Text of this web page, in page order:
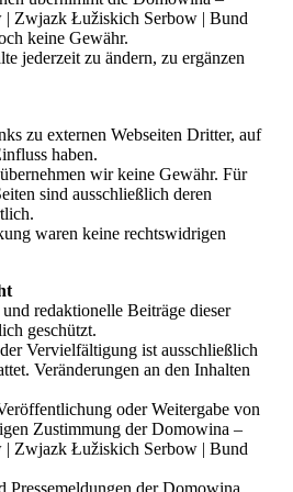
an verschiedenen Orten der Lausitz
Hochoza | Drachhausen und Chrósćicy
Ehrenamtlichen, Vereinen
das nächste Festival:
müssen Sie der folgenden Cookie-
Media.
Media laden
Zwjazk Łužiskich Serbow | Bund
keine Gewähr.
jederzeit zu ändern, zu ergänzen
zu externen Webseiten Dritter, auf
haben.
wir keine Gewähr. Für
sind ausschließlich deren
waren keine rechtswidrigen
redaktionelle Beiträge dieser
geschützt.
Vervielfältigung ist ausschließlich
Veränderungen an den Inhalten
oder Weitergabe von
Zustimmung der Domowina –
Zwjazk Łužiskich Serbow | Bund
die aufgerufene Seiten und
URL sowie technische
Endgerät, Browser und
Die Verarbeitung der Daten
Daten an Dritte findet
Matomo erhobenen Daten werden
6 Monate gespeichert und
Die Speicherung erfolgt
Zweck der Analyse und
Gordon House, Barrow Street,
Search Console unterstützt
unserer Website in der
und technische sowie
zu erkennen.
Console erhalten wir insbesondere
welche Suchanfragen unsere
Suche angezeigt oder aufgerufen
Angaben wie Impressionen,
durchschnittliche Positionen. Nach